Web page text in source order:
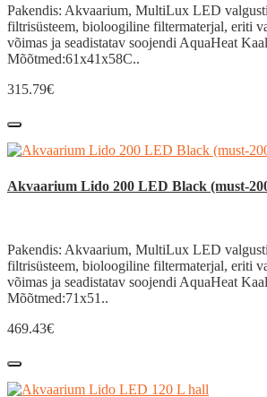
Pakendis: Akvaarium, MultiLux LED
filtrisüsteem, bioloogiline filtermaterjal, eriti
võimas ja seadistatav soojendi AquaHeat
Mõõtmed:61x41x58C..
315.79€
Akvaarium Lido 200 LED Black (must-
Pakendis: Akvaarium, MultiLux LED
filtrisüsteem, bioloogiline filtermaterjal, eriti
võimas ja seadistatav soojendi AquaHeat
Mõõtmed:71x51..
469.43€